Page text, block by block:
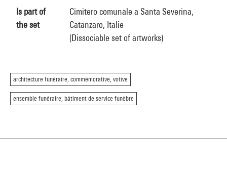
Is part of
the set
Cimitero comunale a Santa Severina,
Catanzaro, Italie
(Dissociable set of artworks)
architecture funéraire, commémorative, votive
ensemble funéraire, bâtiment de service funèbre